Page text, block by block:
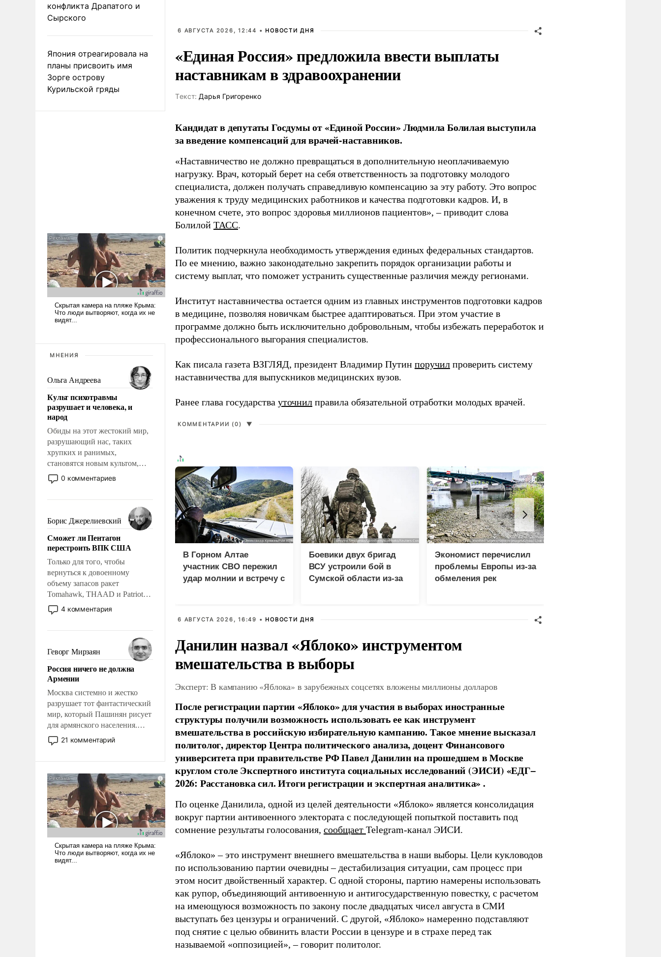
конфликта Драпатого и
Сырского
Япония отреагировала на
планы присвоить имя
Зорге острову
Курильской гряды
МНЕНИЯ
Ольга Андреева
Культ психотравмы
разрушает и человека, и
народ
Обиды на этот жестокий мир,
разрушающий нас, таких
хрупких и ранимых,
становятся новым культом,
постепенно вытесняя и
отменяя традиционное
мужественным и твердым под
ударами судьбы, брать на себя
ответственность, помогать
слабым, идти вперед и
адаптироваться.
0 комментариев
Борис Джерелиевский
Сможет ли Пентагон
перестроить ВПК США
Только для того, чтобы
вернуться к довоенному
объему запасов ракет
Tomahawk, THAAD и Patriot
США потребуется более трех
лет. Даже небольшая война с
Сложившаяся ситуация
означает многолетний период
уязвимости США, например,
перед Китаем.
4 комментария
Геворг Мирзаян
Россия ничего не должна
Армении
Москва системно и жестко
разрушает тот фантастический
мир, который Пашинян рисует
для армянского населения.
Мир, где политические
прожекты будут безусловно
налогоплательщиков и где
Еревану за свои поступки не
нужно отвечать.
21 комментарий
6 АВГУСТА 2026, 12:44 • НОВОСТИ ДНЯ
«Единая Россия» предложила ввести выплаты
наставникам в здравоохранении
Tекст: Дарья Григоренко
Кандидат в депутаты Госдумы от «Единой России» Людмила Болилая выступила
за введение компенсаций для врачей-наставников.
«Наставничество не должно превращаться в дополнительную неоплачиваемую
нагрузку. Врач, который берет на себя ответственность за подготовку молодого
специалиста, должен получать справедливую компенсацию за эту работу. Это вопрос
уважения к труду медицинских работников и качества подготовки кадров. И, в
конечном счете, это вопрос здоровья миллионов пациентов», – приводит слова
Болилой ТАСС.
Политик подчеркнула необходимость утверждения единых федеральных стандартов.
По ее мнению, важно законодательно закрепить порядок организации работы и
систему выплат, что поможет устранить существенные различия между регионами.
Институт наставничества остается одним из главных инструментов подготовки кадров
в медицине, позволяя новичкам быстрее адаптироваться. При этом участие в
программе должно быть исключительно добровольным, чтобы избежать переработок и
профессионального выгорания специалистов.
Как писала газета ВЗГЛЯД, президент Владимир Путин поручил проверить систему
наставничества для выпускников медицинских вузов.
Ранее глава государства уточнил правила обязательной отработки молодых врачей.
КОММЕНТАРИИ (0) ▼
В Горном Алтае
участник СВО пережил
удар молнии и встречу с
Боевики двух бригад
ВСУ устроили бой в
Сумской области из-за
Экономист перечислил
проблемы Европы из-за
обмеления рек
6 АВГУСТА 2026, 16:49 • НОВОСТИ ДНЯ
Данилин назвал «Яблоко» инструментом
вмешательства в выборы
Эксперт: В кампанию «Яблока» в зарубежных соцсетях вложены миллионы долларов
После регистрации партии «Яблоко» для участия в выборах иностранные
структуры получили возможность использовать ее как инструмент
вмешательства в российскую избирательную кампанию. Такое мнение высказал
политолог, директор Центра политического анализа, доцент Финансового
университета при правительстве РФ Павел Данилин на прошедшем в Москве
круглом столе Экспертного института социальных исследований (ЭИСИ) «ЕДГ–
2026: Расстановка сил. Итоги регистрации и экспертная аналитика» .
По оценке Данилила, одной из целей деятельности «Яблоко» является консолидация
вокруг партии антивоенного электората с последующей попыткой поставить под
сомнение результаты голосования, сообщает Telegram-канал ЭИСИ.
«Яблоко» – это инструмент внешнего вмешательства в наши выборы. Цели кукловодов
по использованию партии очевидны – дестабилизация ситуации, сам процесс при
этом носит двойственный характер. С одной стороны, партию намерены использовать
как рупор, объединяющий антивоенную и антигосударственную повестку, с расчетом
на имеющуюся возможность по закону после двадцатых чисел августа в СМИ
выступать без цензуры и ограничений. С другой, «Яблоко» намеренно подставляют
под снятие с целью обвинить власти России в цензуре и в страхе перед так
называемой «оппозицией», – говорит политолог.